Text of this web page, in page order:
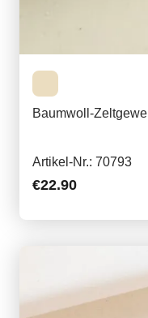
Baumwoll-
Artikel-Nr.: 70793
€22.90